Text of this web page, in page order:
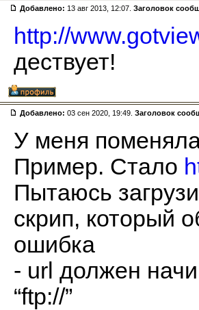
Добавлено: 13 авг 2013, 12:07. Заголовок
http://
дествует!
Добавлено: 03 сен 2020, 19:49. Заголовок
У меня
Пример. Стало
Пытаюсь
скрип, который
ошибка
- url должен
“ftp://”